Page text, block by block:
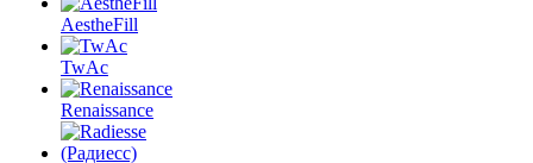
AestheFill
TwAc
Renaissance